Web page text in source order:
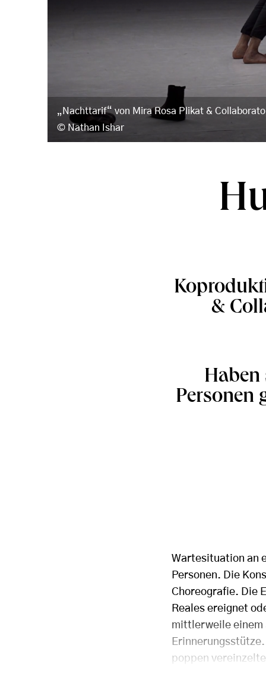
„Nachttarif“ von Mira Rosa Plikat &
Nathan Ishar
&
Haben
Personen
Wartesituation an
Personen. Die
Choreografie. Die
Reales ereignet
mittlerweile einem
poppen